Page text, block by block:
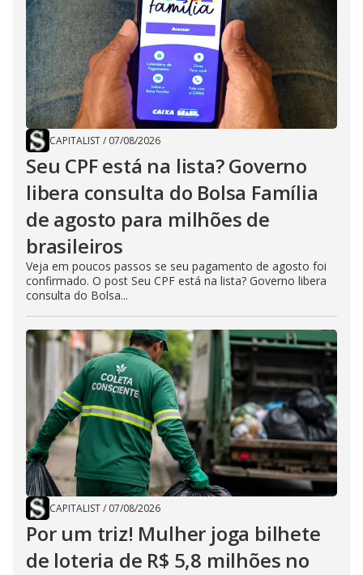
CAPITALIST/ 07/08/2026
Seu CPF está na lista? Governo
libera consulta do Bolsa Família
de agosto para milhões de
brasileiros
Veja em poucos passos se seu pagamento de agosto foi
confirmado. O post Seu CPF está na lista? Governo libera
consulta do Bolsa...
CAPITALIST/ 07/08/2026
Por um triz! Mulher joga bilhete
de loteria de R$ 5,8 milhões no